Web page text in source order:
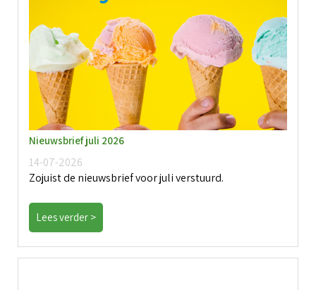
Nieuwsbrief juli 2026
14-07-2026
Zojuist de nieuwsbrief voor juli verstuurd.
Lees verder >